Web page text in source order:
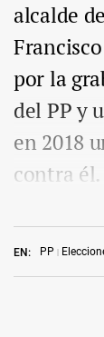
EN: PP
alcalde
por la
del PP y
en 2018
contra él.